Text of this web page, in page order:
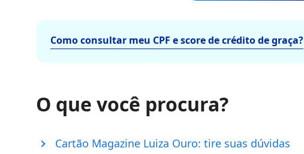
Como consultar meu CPF e score de crédito de graça?
O que você procura?
Cartão Magazine Luiza Ouro: tire suas dúvidas